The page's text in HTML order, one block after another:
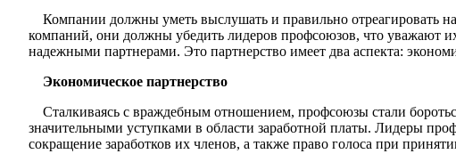
Компании должны уметь выслушать и правильно отреаги­ровать
компаний, они должны убедить лидеров профсоюзов, что ува­жают
надежными партнерами. Это партнерство имеет два аспекта:
Экономическое партнерство
Сталкиваясь с враждебным отношением, профсоюзы стали
значительными уступками в области заработной платы. Лидеры
сокращение заработков их членов, а также право голоса при